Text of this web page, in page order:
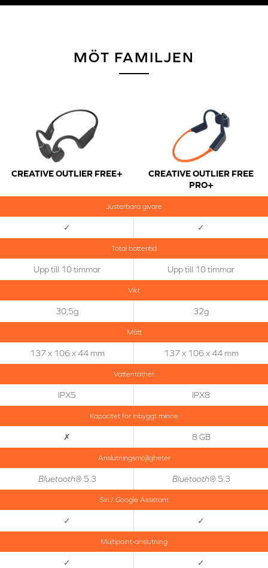
MÖT FAMILJEN
CREATIVE OUTLIER FREE+
CREATIVE OUTLIER FREE
PRO+
Justerbara givare
✓ ✓
Total batteritid
Upp till 10 timmar Upp till 10 timmar
Vikt
30,5g 32g
Mått
137 x 106 x 44 mm 137 x 106 x 44 mm
Vattentäthet
IPX5 IPX8
Kapacitet för inbyggt minne
✗ 8 GB
Anslutningsmöjligheter
Bluetooth® 5.3 Bluetooth® 5.3
Siri / Google Assistant
✓ ✓
Multipoint-anslutning
✓ ✓